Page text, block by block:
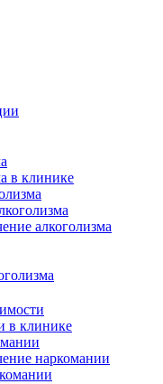
в клинике
алкоголизма
в клинике
наркомании